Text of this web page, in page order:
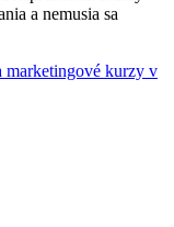
a nemusia sa